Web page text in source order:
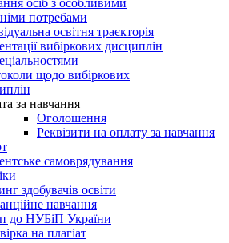
осіб з особливими
потребами
освітня траєкторія
вибіркових дисциплін
щодо вибіркових
за навчання
Оголошення
Реквізити на оплату за навчання
самоврядування
здобувачів освіти
навчання
до НУБіП України
на плагіат